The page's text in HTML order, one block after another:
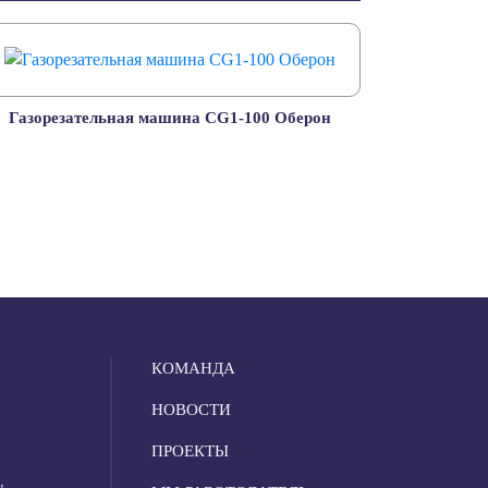
Газорезательная машина CG1-100 Оберон
КОМАНДА
НОВОСТИ
ПРОЕКТЫ